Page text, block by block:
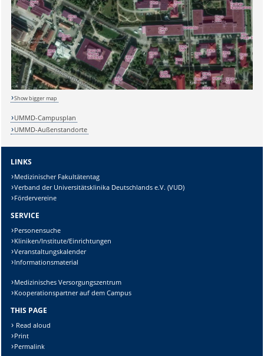
Sicherheitsabfrage:
Lösung:
Show bigger map
UMMD-Campusplan
UMMD-Außenstandorte
LINKS
Medizinischer Fakultätentag
Verband der Universitätsklinika Deutschlands e.V. (VUD)
Fördervereine
SERVICE
Personensuche
Kliniken/Institute/Einrichtungen
Veranstaltungskalender
Informationsmaterial
Medizinisches Versorgungszentrum
Kooperationspartner auf dem Campus
THIS PAGE
Read aloud
Print
Permalink